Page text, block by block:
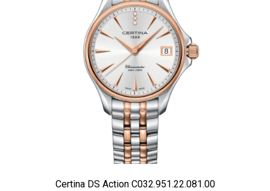
Certina DS Action C032.951.22.081.00